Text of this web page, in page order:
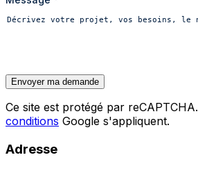
Envoyer ma demande
Ce site est protégé par reCAPTCHA.
conditions Google s'appliquent.
Adresse